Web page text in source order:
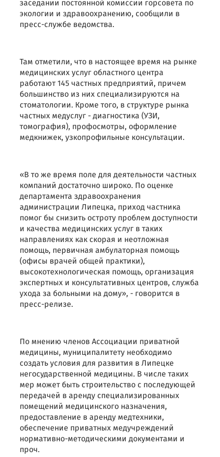
заседании постоянной комиссии горсовета по
экологии и здравоохранению, сообщили в
пресс-службе ведомства.
Там отметили, что в настоящее время на рынке
медицинских услуг областного центра
работают 145 частных предприятий, причем
большинство из них специализируются на
стоматологии. Кроме того, в структуре рынка
частных медуслуг - диагностика (УЗИ,
томография), профосмотры, оформление
медкнижек, узкопрофильные консультации.
«В то же время поле для деятельности частных
компаний достаточно широко. По оценке
департамента здравоохранения
администрации Липецка, приход частника
помог бы снизить остроту проблем доступности
и качества медицинских услуг в таких
направлениях как скорая и неотложная
помощь, первичная амбулаторная помощь
(офисы врачей общей практики),
высокотехнологическая помощь, организация
экспертных и консультативных центров, служба
ухода за больными на дому», - говорится в
пресс-релизе.
По мнению членов Ассоциации приватной
медицины, муниципалитету необходимо
создать условия для развития в Липецке
негосударственной медицины. В числе таких
мер может быть строительство с последующей
передачей в аренду специализированных
помещений медицинского назначения,
предоставление в аренду медтехники,
обеспечение приватных медучреждений
нормативно-методическими документами и
проч.